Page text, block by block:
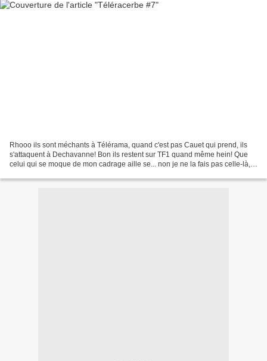
Rhooo ils sont méchants à Télérama, quand c'est pas Cauet qui prend, ils
s'attaquent à Dechavanne! Bon ils restent sur TF1 quand même hein! Que
celui qui se moque de mon cadrage aille se... non je ne la fais pas celle-là,